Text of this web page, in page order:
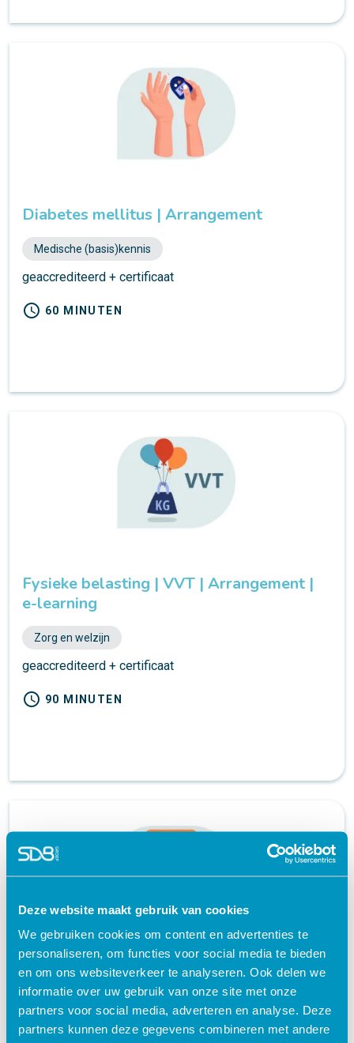
Deze website maakt gebruik van cookies
We gebruiken cookies om content en advertenties te
personaliseren, om functies voor social media te bieden
en om ons websiteverkeer te analyseren. Ook delen we
informatie over uw gebruik van onze site met onze
partners voor social media, adverteren en analyse. Deze
partners kunnen deze gegevens combineren met andere
Diabetes mellitus | Arrangement
Medische (basis)kennis
geaccrediteerd + certificaat
schedule 60 MINUTEN
Fysieke belasting | VVT | Arrangement |
e-learning
Zorg en welzijn
geaccrediteerd + certificaat
schedule 90 MINUTEN
Gezamenlijke besluitvorming | e-learning
Human skills Zorg en welzijn
geaccrediteerd + certificaat